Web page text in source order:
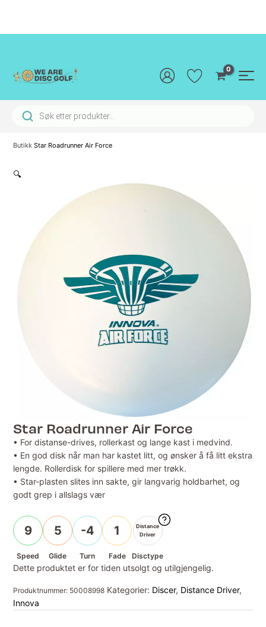
innholdet
Products search
Butikk Star Roadrunner Air Force
🔍
Star Roadrunner Air Force
• For distanse-drives, rollerkast og lange kast i medvind.
• En god disk når man har kastet litt, og ønsker å få litt ekstra
lengde. Rollerdisk for spillere med mer trøkk.
• Star-plasten slites inn sakte, gir langvarig holdbarhet, og
godt grep i allslags vær
9
Speed
5
Glide
-4
Turn
1
Fade
Distance
Driver
Disctype
Dette produktet er for tiden utsolgt og utilgjengelig.
Produktnummer: 50008998 Kategorier: Discer, Distance Driver,
Innova